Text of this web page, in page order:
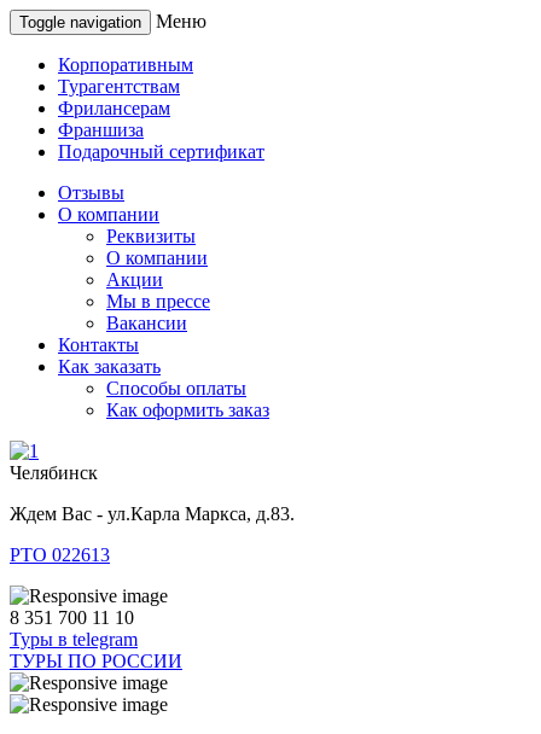
Toggle navigation Меню
Корпоративным
Турагентствам
Фрилансерам
Франшиза
Подарочный сертификат
Отзывы
О компании
Реквизиты
О компании
Акции
Мы в прессе
Вакансии
Контакты
Как заказать
Способы оплаты
Как оформить заказ
Челябинск
Ждем Вас - ул.Карла Маркса, д.83.
РТО 022613
8 351 700 11 10
Туры в telegram
ТУРЫ ПО РОССИИ